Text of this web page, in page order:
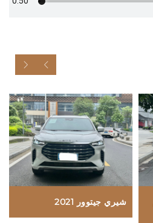
شيري جيتوور 2021